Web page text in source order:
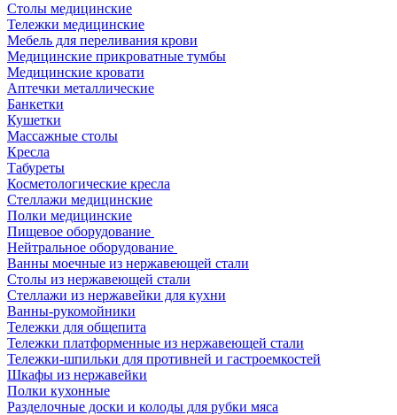
Столы медицинские
Тележки медицинские
Мебель для переливания крови
Медицинские прикроватные тумбы
Медицинские кровати
Аптечки металлические
Банкетки
Кушетки
Массажные столы
Кресла
Табуреты
Косметологические кресла
Стеллажи медицинские
Полки медицинские
Пищевое оборудование
Нейтральное оборудование
Ванны моечные из нержавеющей стали
Столы из нержавеющей стали
Стеллажи из нержавейки для кухни
Ванны-рукомойники
Тележки для общепита
Тележки платформенные из нержавеющей стали
Тележки-шпильки для противней и гастроемкостей
Шкафы из нержавейки
Полки кухонные
Разделочные доски и колоды для рубки мяса